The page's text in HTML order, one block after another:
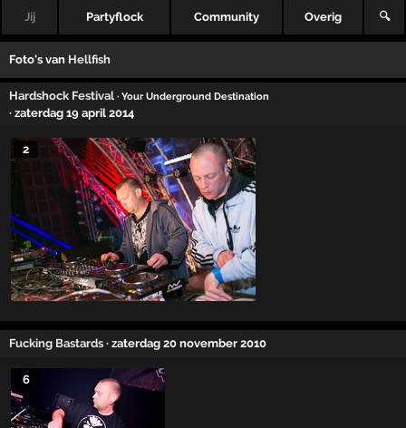
Jij Partyflock Community Overig 🔍
Foto's van Hellfish
Hardshock Festival · Your Underground Destination
· zaterdag 19 april 2014
2
Fucking Bastards · zaterdag 20 november 2010
6